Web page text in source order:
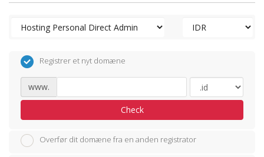
Registrer et nyt domæne
www.
Check
Overfør dit domæne fra en anden registrator